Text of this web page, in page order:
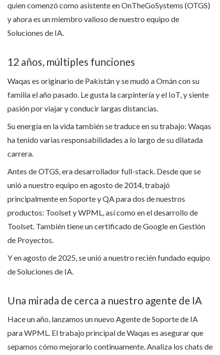
quien comenzó como asistente en OnTheGoSystems (OTGS)
y ahora es un miembro valioso de nuestro equipo de
Soluciones de IA.
12 años, múltiples funciones
Waqas es originario de Pakistán y se mudó a Omán con su
familia el año pasado. Le gusta la carpintería y el IoT, y siente
pasión por viajar y conducir largas distancias.
Su energía en la vida también se traduce en su trabajo: Waqas
ha tenido varias responsabilidades a lo largo de su dilatada
carrera.
Antes de OTGS, era desarrollador full-stack. Desde que se
unió a nuestro equipo en agosto de 2014, trabajó
principalmente en Soporte y QA para dos de nuestros
productos: Toolset y WPML, así como en el desarrollo de
Toolset. También tiene un certificado de Google en Gestión
de Proyectos.
Y en agosto de 2025, se unió a nuestro recién fundado equipo
de Soluciones de IA.
Una mirada de cerca a nuestro agente de IA
Hace un año, lanzamos un nuevo Agente de Soporte de IA
para WPML. El trabajo principal de Waqas es asegurar que
sepamos cómo mejorarlo continuamente. Analiza los chats de